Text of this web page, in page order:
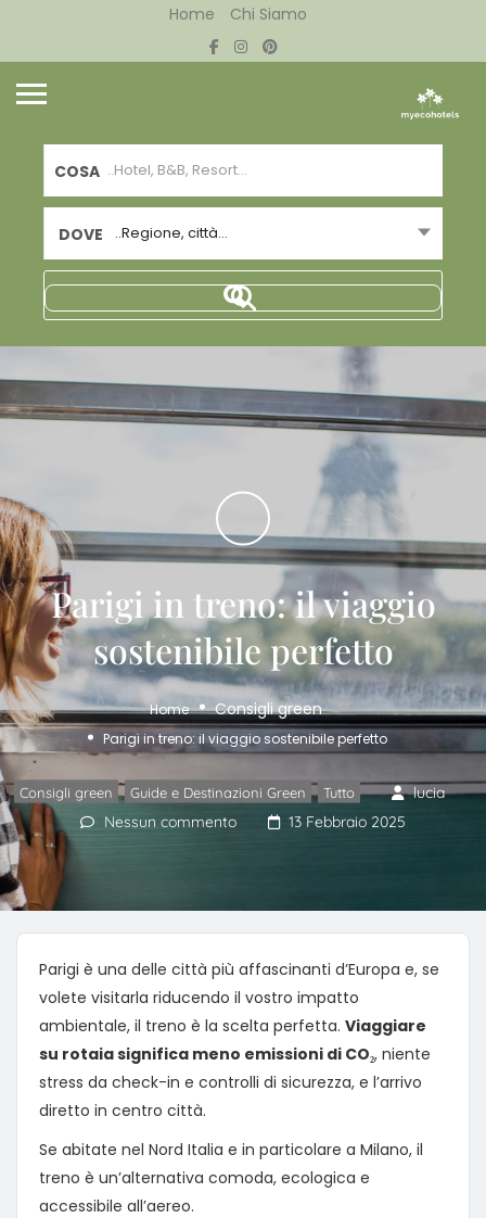
Home Chi Siamo
COSA
DOVE ..Regione, città...
Parigi in treno: il viaggio
sostenibile perfetto
Home Consigli green
Parigi in treno: il viaggio sostenibile perfetto
Consigli green , Guide e Destinazioni Green , Tutto
lucia
Nessun commento
13 Febbraio 2025
Parigi è una delle città più affascinanti d’Europa e, se
volete visitarla riducendo il vostro impatto
ambientale, il treno è la scelta perfetta. Viaggiare
su rotaia significa meno emissioni di CO₂, niente
stress da check-in e controlli di sicurezza, e l’arrivo
diretto in centro città.
Se abitate nel Nord Italia e in particolare a Milano, il
treno è un’alternativa comoda, ecologica e
accessibile all’aereo.